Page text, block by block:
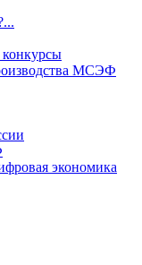
МСЭФ
экономика